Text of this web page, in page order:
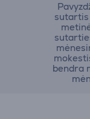
bendra